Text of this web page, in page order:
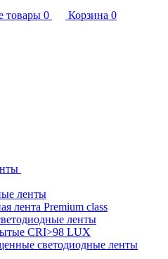
товары 0 Корзина 0
ленты
лента Premium class
ленты
CRI>98 LUX
светодиодные ленты